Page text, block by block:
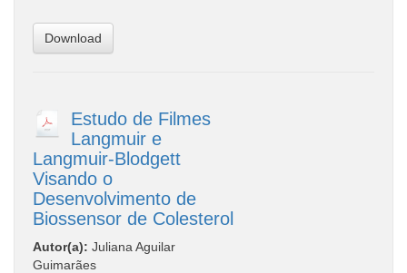
Download
Estudo de Filmes
Langmuir e
Langmuir-Blodgett
Visando o
Desenvolvimento de
Biossensor de Colesterol
Autor(a): Juliana Aguilar
Guimarães